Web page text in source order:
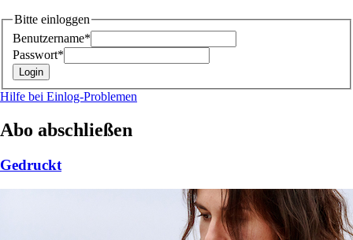
Bitte einloggen
Benutzername*
Passwort*
Hilfe bei Einlog-Problemen
Abo abschließen
Gedruckt